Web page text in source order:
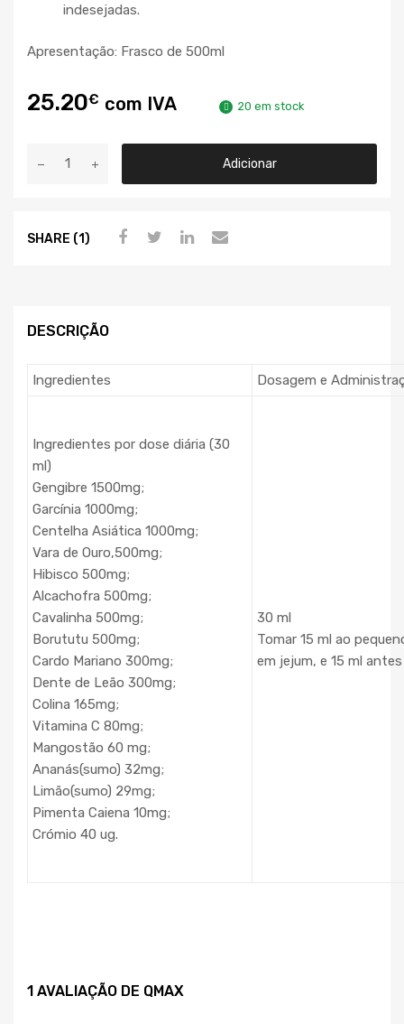
indesejadas.
Apresentação: Frasco de 500ml
25.20€ com IVA 20 em stock
Adicionar
SHARE (1)
DESCRIÇÃO
Ingredientes Dosagem e
Ingredientes por dose diária (30
ml)
Gengibre 1500mg;
Garcínia 1000mg;
Centelha Asiática 1000mg;
Vara de Ouro,500mg;
Hibisco 500mg;
Alcachofra 500mg;
Cavalinha 500mg;
Borututu 500mg;
Cardo Mariano 300mg;
Dente de Leão 300mg;
Colina 165mg;
Vitamina C 80mg;
Mangostão 60 mg;
Ananás(sumo) 32mg;
Limão(sumo) 29mg;
Pimenta Caiena 10mg;
Crómio 40 ug.
30 ml
Tomar 15 ml ao
em jejum, e 15 ml
1 AVALIAÇÃO DE QMAX